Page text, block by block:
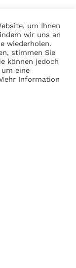
um Ihnen
wir uns an
wiederholen.
stimmen Sie
können jedoch
um eine
Information